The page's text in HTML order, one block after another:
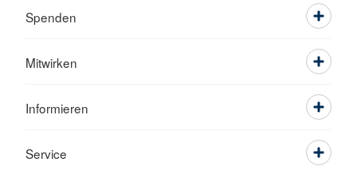
Spenden
Mitwirken
Informieren
Service